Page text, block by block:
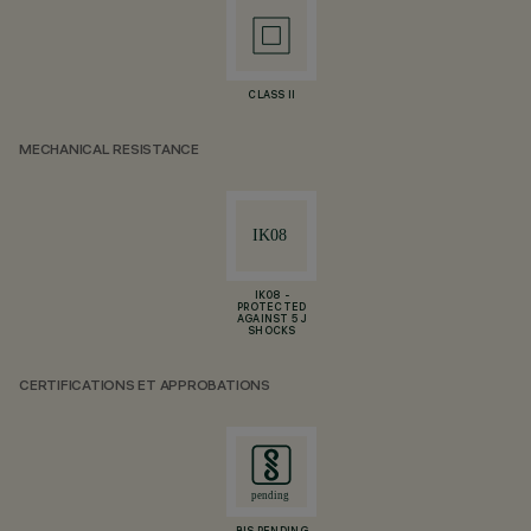
CLASS II
MECHANICAL RESISTANCE
IK08 -
PROTECTED
AGAINST 5 J
SHOCKS
CERTIFICATIONS ET APPROBATIONS